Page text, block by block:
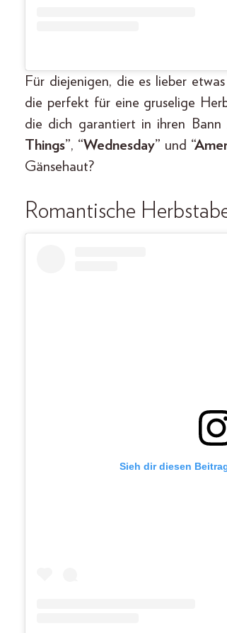
Für diejenigen, die es lieber
die perfekt für eine gruselige
die dich garantiert in ihren Bann
Things”, “Wednesday” und
Gänsehaut?
Romantische
Sieh dir diesen